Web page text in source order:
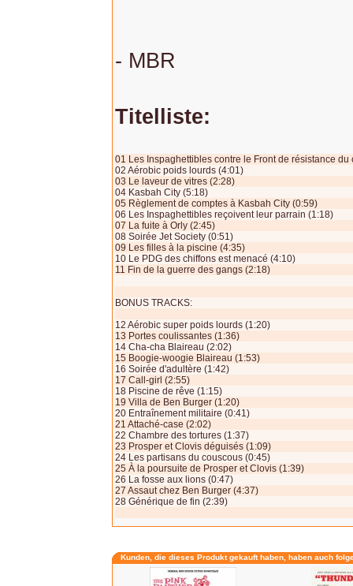
- MBR
Titelliste:
01 Les Inspaghettibles contre le Front de résistance du
02 Aérobic poids lourds (4:01)
03 Le laveur de vitres (2:28)
04 Kasbah City (5:18)
05 Règlement de comptes à Kasbah City (0:59)
06 Les Inspaghettibles reçoivent leur parrain (1:18)
07 La fuite à Orly (2:45)
08 Soirée Jet Society (0:51)
09 Les filles à la piscine (4:35)
10 Le PDG des chiffons est menacé (4:10)
11 Fin de la guerre des gangs (2:18)
BONUS TRACKS:
12 Aérobic super poids lourds (1:20)
13 Portes coulissantes (1:36)
14 Cha-cha Blaireau (2:02)
15 Boogie-woogie Blaireau (1:53)
16 Soirée d'adultère (1:42)
17 Call-girl (2:55)
18 Piscine de rêve (1:15)
19 Villa de Ben Burger (1:20)
20 Entraînement militaire (0:41)
21 Attaché-case (2:02)
22 Chambre des tortures (1:37)
23 Prosper et Clovis déguisés (1:09)
24 Les partisans du couscous (0:45)
25 À la poursuite de Prosper et Clovis (1:39)
26 La fosse aux lions (0:47)
27 Assaut chez Ben Burger (4:37)
28 Générique de fin (2:39)
Kunden, die dieses Produkt gekauft haben, haben auch